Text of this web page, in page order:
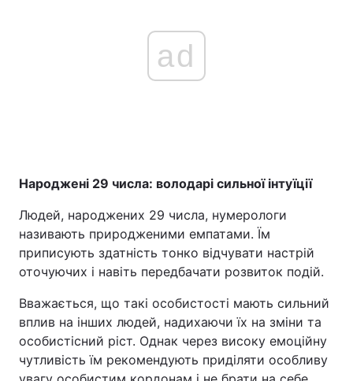
ad
Народжені 29 числа: володарі сильної інтуїції
Людей, народжених 29 числа, нумерологи
називають природженими емпатами. Їм
приписують здатність тонко відчувати настрій
оточуючих і навіть передбачати розвиток подій.
Вважається, що такі особистості мають сильний
вплив на інших людей, надихаючи їх на зміни та
особистісний ріст. Однак через високу емоційну
чутливість їм рекомендують приділяти особливу